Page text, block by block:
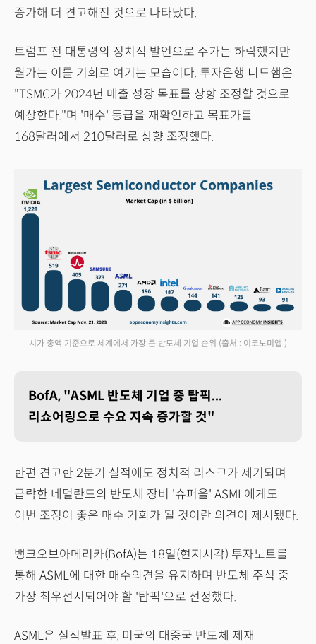
증가해 더 견고해진 것으로 나타났다.
트럼프 전 대통령의 정치적 발언으로 주가는 하락했지만
월가는 이를 기회로 여기는 모습이다. 투자은행 니드햄은
"TSMC가 2024년 매출 성장 목표를 상향 조정할 것으로
예상한다."며 '매수' 등급을 재확인하고 목표가를
168달러에서 210달러로 상향 조정했다.
시가 총액 기준으로 세계에서 가장 큰 반도체 기업 순위 (출처 : 이코노미앱 )
BofA, "ASML 반도체 기업 중 탑픽...
리쇼어링으로 수요 지속 증가할 것"
한편 견고한 2분기 실적에도 정치적 리스크가 제기되며
급락한 네덜란드의 반도체 장비 '슈퍼을' ASML에게도
이번 조정이 좋은 매수 기회가 될 것이란 의견이 제시됐다.
뱅크오브아메리카(BofA)는 18일(현지시각) 투자노트를
통해 ASML에 대한 매수의견을 유지하며 반도체 주식 중
가장 최우선시되어야 할 '탑픽'으로 선정했다.
ASML은 실적발표 후, 미국의 대중국 반도체 제재